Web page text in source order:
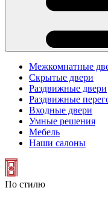
Межкомнатные
Скрытые двери
Раздвижные двери
Раздвижные
Входные двери
Умные решения
Мебель
Наши салоны
По стилю